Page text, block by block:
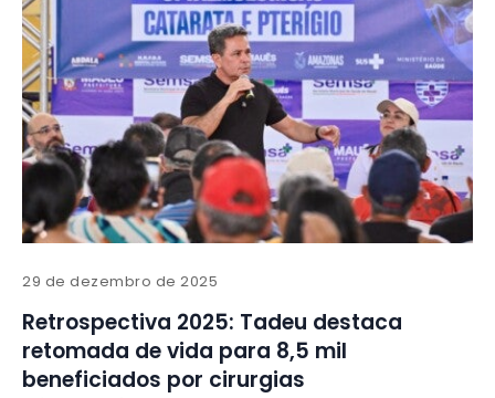
29 de dezembro de 2025
Retrospectiva 2025: Tadeu destaca
retomada de vida para 8,5 mil
beneficiados por cirurgias